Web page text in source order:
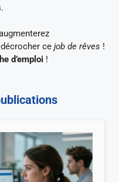
ce job de rêves !
d’emploi !